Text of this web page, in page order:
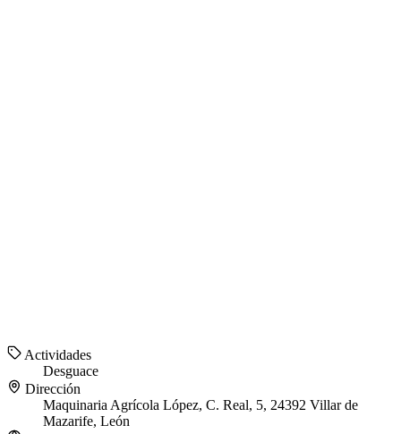
Actividades
Desguace
Dirección
Maquinaria Agrícola López, C. Real, 5, 24392 Villar de
Mazarife, León